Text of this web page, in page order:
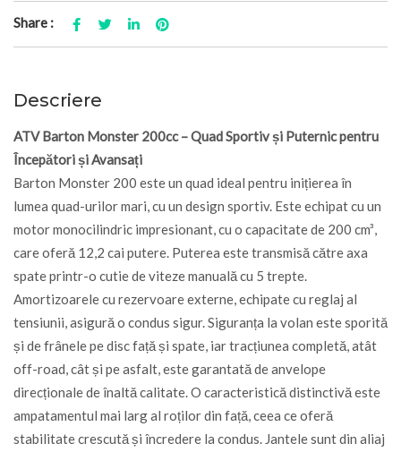
Share :
Descriere
ATV Barton Monster 200cc – Quad Sportiv și Puternic pentru
Începători și Avansați
Barton Monster 200 este un quad ideal pentru inițierea în
lumea quad-urilor mari, cu un design sportiv. Este echipat cu un
motor monocilindric impresionant, cu o capacitate de 200 cm³,
care oferă 12,2 cai putere. Puterea este transmisă către axa
spate printr-o cutie de viteze manuală cu 5 trepte.
Amortizoarele cu rezervoare externe, echipate cu reglaj al
tensiunii, asigură o condus sigur. Siguranța la volan este sporită
și de frânele pe disc față și spate, iar tracțiunea completă, atât
off-road, cât și pe asfalt, este garantată de anvelope
direcționale de înaltă calitate. O caracteristică distinctivă este
ampatamentul mai larg al roților din față, ceea ce oferă
stabilitate crescută și încredere la condus. Jantele sunt din aliaj